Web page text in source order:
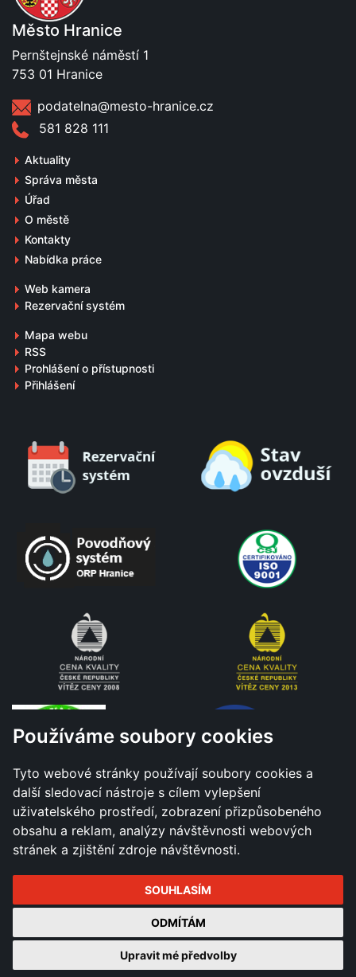
Používáme soubory cookies
Tyto webové stránky používají soubory cookies a
další sledovací nástroje s cílem vylepšení
uživatelského prostředí, zobrazení přizpůsobeného
obsahu a reklam, analýzy návštěvnosti webových
stránek a zjištění zdroje návštěvnosti.
SOUHLASÍM
ODMÍTÁM
Upravit mé předvolby
Město Hranice
Pernštejnské náměstí 1
753 01 Hranice
podatelna@mesto-hranice.cz
581 828 111
Aktuality
Správa města
Úřad
O městě
Kontakty
Nabídka práce
Web kamera
Rezervační systém
Mapa webu
RSS
Prohlášení o přístupnosti
Přihlášení
Všechna práva vyhrazena - Město Hranice © 2026 |
Změnit nastavení cookies
Tvorba a správa webu